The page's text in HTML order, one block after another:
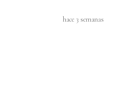
hace 3 semanas